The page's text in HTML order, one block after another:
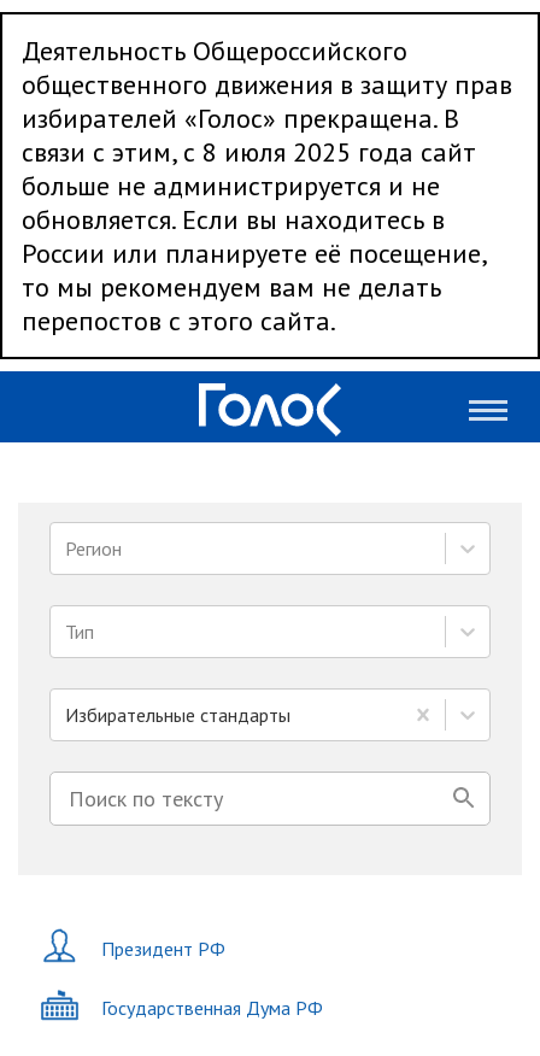
Деятельность Общероссийского
общественного движения в защиту прав
избирателей «Голос» прекращена. В
связи с этим, с 8 июля 2025 года сайт
больше не администрируется и не
обновляется. Если вы находитесь в
России или планируете её посещение,
то мы рекомендуем вам не делать
перепостов с этого сайта.
Регион
Тип
Избирательные стандарты
Президент РФ
Государственная Дума РФ